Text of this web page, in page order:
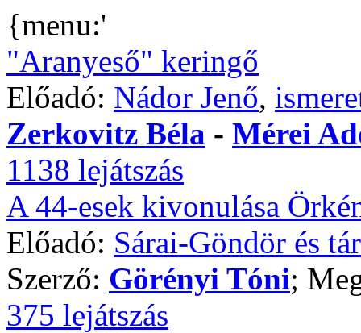
{menu:'
"Aranyeső" keringő
Előadó: Nádor Jenő,
Zerkovitz Béla - Mérei
1138 lejátszás
A 44-esek kivonulása
Előadó: Sárai-Göndör és
Szerző: Görényi Tóni;
375 lejátszás